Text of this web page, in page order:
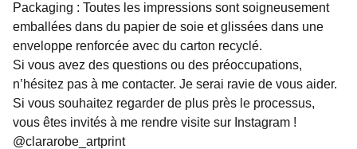
Packaging : Toutes les impressions sont soigneusement
emballées dans du papier de soie et glissées dans une
enveloppe renforcée avec du carton recyclé.
Si vous avez des questions ou des préoccupations,
n’hésitez pas à me contacter. Je serai ravie de vous aider.
Si vous souhaitez regarder de plus près le processus,
vous êtes invités à me rendre visite sur Instagram !
@clararobe_artprint